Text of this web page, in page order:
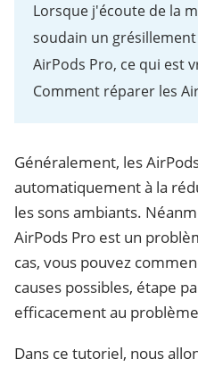
Lorsque j'écoute de la
soudain un
AirPods Pro, ce qui est
Comment réparer les
Généralement, les
automatiquement à la
les sons ambiants.
AirPods Pro est un
cas, vous pouvez
causes possibles, étape
efficacement au
Dans ce tutoriel, nous